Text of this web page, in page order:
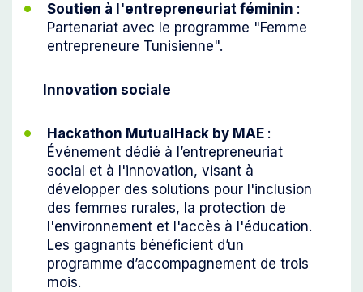
Soutien à l'entrepreneuriat féminin :
Partenariat avec le programme "Femme
entrepreneure Tunisienne".
Innovation sociale
Hackathon MutualHack by MAE :
Événement dédié à l’entrepreneuriat
social et à l'innovation, visant à
développer des solutions pour l'inclusion
des femmes rurales, la protection de
l'environnement et l'accès à l'éducation.
Les gagnants bénéficient d’un
programme d’accompagnement de trois
mois.